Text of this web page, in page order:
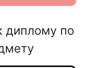
диплому по